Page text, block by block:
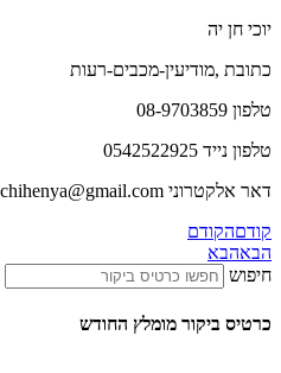
יוכי חן יה
כתובת ,מודיעין-מכבים-רעות
טלפון 08-9703859
טלפון נייד 0542522925
דאר אלקטרוני yochihenya@gmail.com
קודםהקודם
הבאהבא
חיפוש
כרטיס ביקור מומלץ החודש